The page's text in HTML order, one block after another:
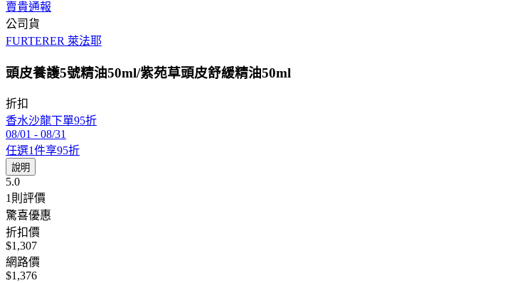
賣貴通報
公司貨
FURTERER 萊法耶
頭皮養護5號精油50ml/紫苑草頭皮舒緩精油50ml
折扣
香水沙龍下單95折
08/01 - 08/31
任選1件享95折
說明
5.0
1則評價
驚喜優惠
折扣價
$1,307
網路價
$1,376